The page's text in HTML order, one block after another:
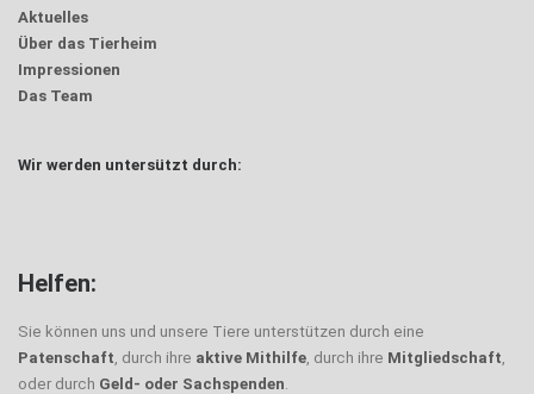
Aktuelles
Über das Tierheim
Impressionen
Das Team
Wir werden untersützt durch:
Helfen:
Sie können uns und unsere Tiere unterstützen durch eine
Patenschaft, durch ihre aktive Mithilfe, durch ihre Mitgliedschaft,
oder durch Geld- oder Sachspenden.